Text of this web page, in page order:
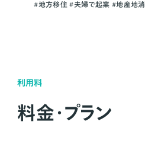
#地方移住 #夫婦で起業 #地産地消
利用料
料金・プラン